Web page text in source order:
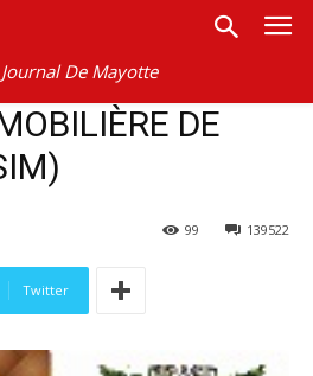
De Mayotte
DE
139522
99
Twitter